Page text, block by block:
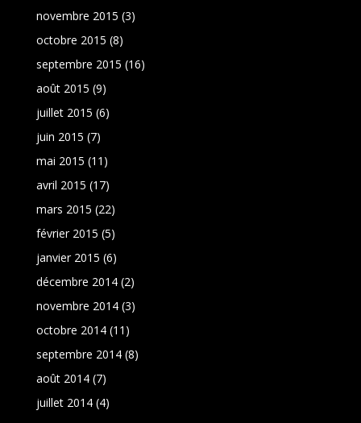
novembre 2015 (3)
octobre 2015 (8)
septembre 2015 (16)
août 2015 (9)
juillet 2015 (6)
juin 2015 (7)
mai 2015 (11)
avril 2015 (17)
mars 2015 (22)
février 2015 (5)
janvier 2015 (6)
décembre 2014(2)
novembre 2014(3)
octobre 2014(11)
septembre 2014(8)
août 2014(7)
juillet 2014(4)